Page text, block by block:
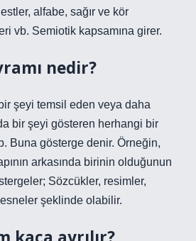
alfabe, sağır ve kör
vb. Semiotik kapsamına girer.
nedir?
şeyi temsil eden veya daha
bir şeyi gösteren herhangi bir
Buna gösterge denir. Örneğin,
arkasında birinin olduğunun
Sözcükler, resimler,
şeklinde olabilir.